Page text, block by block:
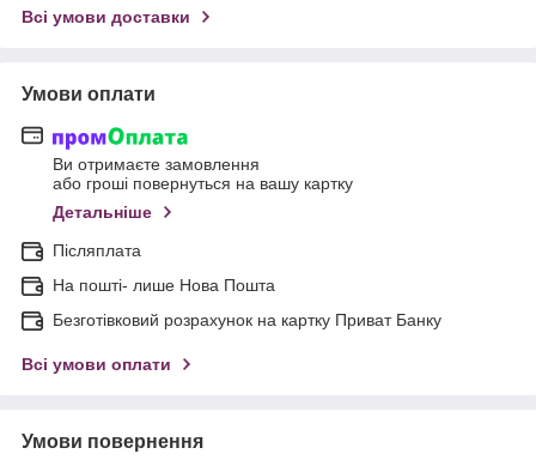
Всі умови доставки
Умови оплати
Ви отримаєте замовлення
або гроші повернуться на вашу картку
Детальніше
Післяплата
На пошті- лише Нова Пошта
Безготівковий розрахунок на картку Приват Банку
Всі умови оплати
Умови повернення